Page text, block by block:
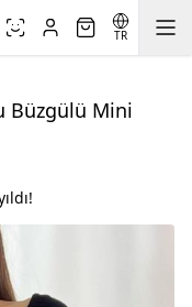
TR
Büzgülü Mini